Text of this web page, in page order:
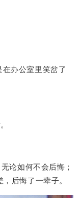
办公室里笑岔了
论如何不会后悔；
后悔了一辈子。